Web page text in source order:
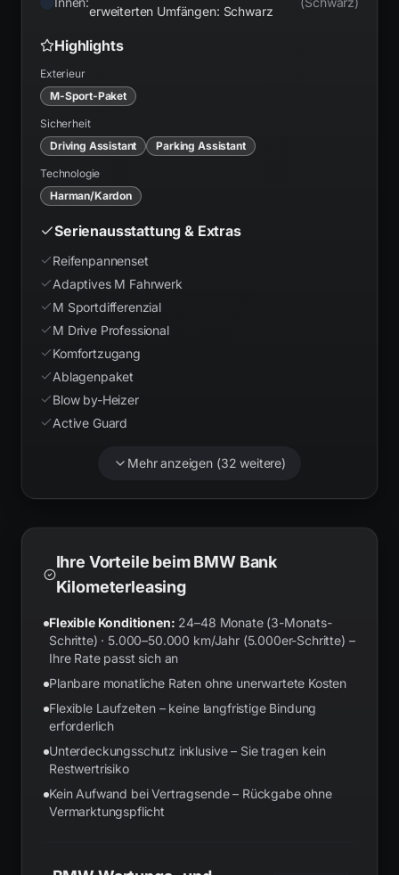
erweiterten Umfängen: Schwarz
Highlights
Exterieur
M-Sport-Paket
Sicherheit
Driving Assistant
Parking Assistant
Technologie
Harman/Kardon
Serienausstattung & Extras
Reifenpannenset
Adaptives M Fahrwerk
M Sportdifferenzial
M Drive Professional
Komfortzugang
Ablagenpaket
Blow by-Heizer
Active Guard
Mehr anzeigen (32 weitere)
Ihre Vorteile beim BMW Bank
Kilometerleasing
Flexible Konditionen: 24–48 Monate (3-Monats-
Schritte) · 5.000–50.000 km/Jahr (5.000er-Schritte) –
Ihre Rate passt sich an
Planbare monatliche Raten ohne unerwartete Kosten
Flexible Laufzeiten – keine langfristige Bindung
erforderlich
Unterdeckungsschutz inklusive – Sie tragen kein
Restwertrisiko
Kein Aufwand bei Vertragsende – Rückgabe ohne
Vermarktungspflicht